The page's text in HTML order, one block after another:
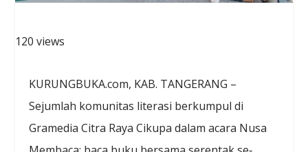
120 views
KURUNGBUKA.com, KAB. TANGERANG –
Sejumlah komunitas literasi berkumpul di
Gramedia Citra Raya Cikupa dalam acara Nusa